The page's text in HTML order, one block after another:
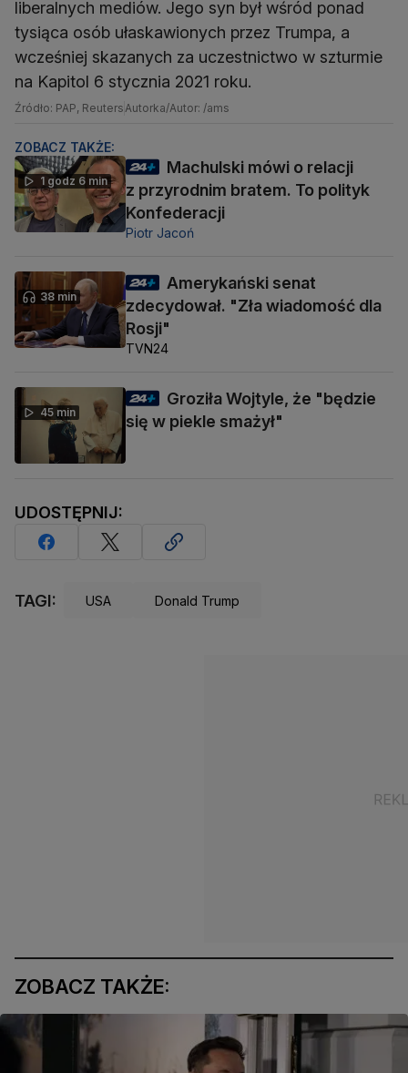
liberalnych mediów. Jego syn był wśród ponad
tysiąca osób ułaskawionych przez Trumpa, a
wcześniej skazanych za uczestnictwo w szturmie
na Kapitol 6 stycznia 2021 roku.
Źródło: PAP, ReutersAutorka/Autor: /ams
ZOBACZ TAKŻE:
1 godz 6 min
Machulski mówi o relacji
z przyrodnim bratem. To polityk
Konfederacji
Piotr Jacoń
38 min
Amerykański senat
zdecydował. "Zła wiadomość dla
Rosji"
TVN24
45 min
Groziła Wojtyle, że "będzie
się w piekle smażył"
UDOSTĘPNIJ:
TAGI: USA Donald Trump
ZOBACZ TAKŻE: